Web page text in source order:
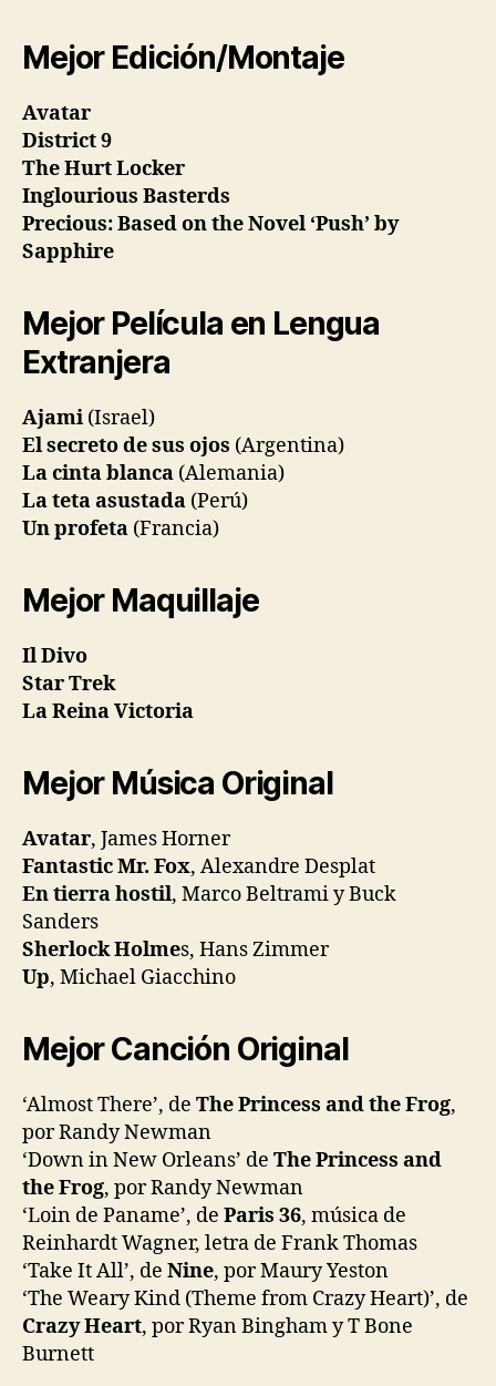
Mejor Edición/Montaje
Avatar
District 9
The Hurt Locker
Inglourious Basterds
Precious: Based on the Novel ‘Push’ by
Sapphire
Mejor Película en Lengua
Extranjera
Ajami (Israel)
El secreto de sus ojos (Argentina)
La cinta blanca (Alemania)
La teta asustada (Perú)
Un profeta (Francia)
Mejor Maquillaje
Il Divo
Star Trek
La Reina Victoria
Mejor Música Original
Avatar, James Horner
Fantastic Mr. Fox, Alexandre Desplat
En tierra hostil, Marco Beltrami y Buck
Sanders
Sherlock Holmes, Hans Zimmer
Up, Michael Giacchino
Mejor Canción Original
‘Almost There’, de The Princess and the Frog,
por Randy Newman
‘Down in New Orleans’ de The Princess and
the Frog, por Randy Newman
‘Loin de Paname’, de Paris 36, música de
Reinhardt Wagner, letra de Frank Thomas
‘Take It All’, de Nine, por Maury Yeston
‘The Weary Kind (Theme from Crazy Heart)’, de
Crazy Heart, por Ryan Bingham y T Bone
Burnett